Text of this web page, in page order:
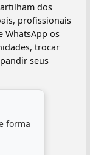
dos
profissionais
WhatsApp os
trocar
seus
forma